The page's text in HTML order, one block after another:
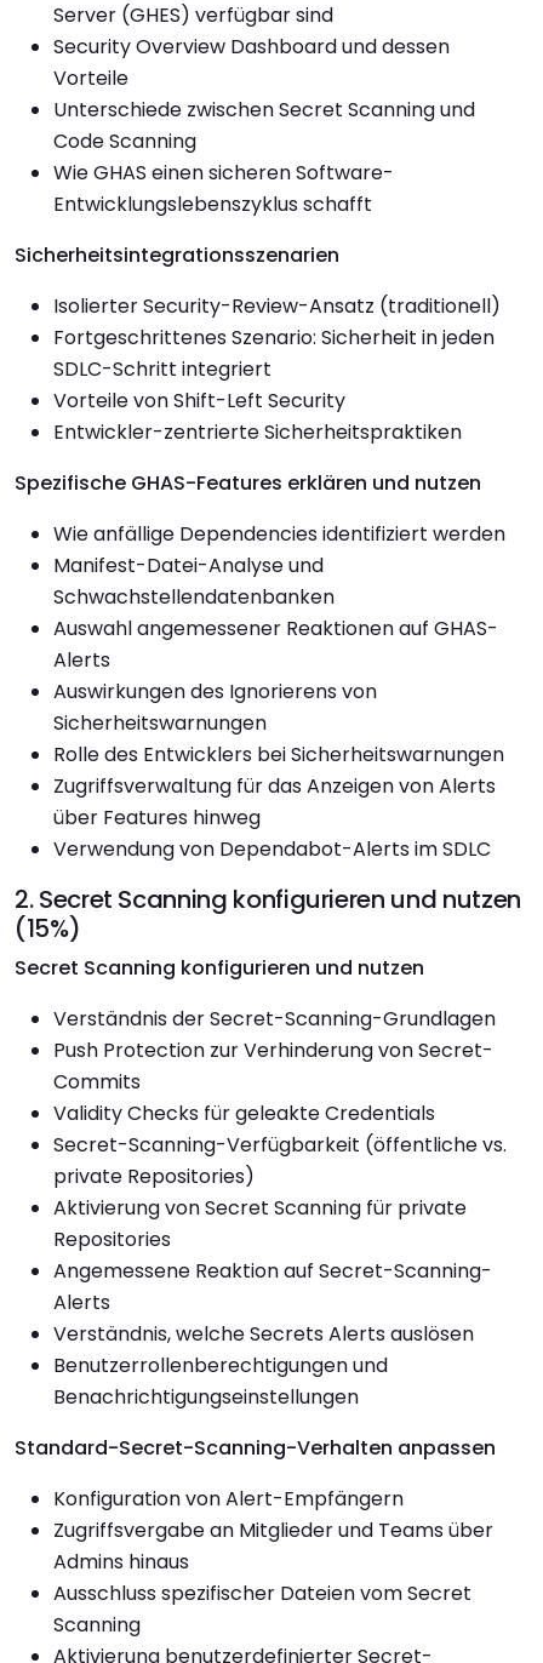
Server (GHES) verfügbar sind
Security Overview Dashboard und dessen
Vorteile
Unterschiede zwischen Secret Scanning und
Code Scanning
Wie GHAS einen sicheren Software-
Entwicklungslebenszyklus schafft
Sicherheitsintegrationsszenarien
Isolierter Security-Review-Ansatz (traditionell)
Fortgeschrittenes Szenario: Sicherheit in jeden
SDLC-Schritt integriert
Vorteile von Shift-Left Security
Entwickler-zentrierte Sicherheitspraktiken
Spezifische GHAS-Features erklären und nutzen
Wie anfällige Dependencies identifiziert werden
Manifest-Datei-Analyse und
Schwachstellendatenbanken
Auswahl angemessener Reaktionen auf GHAS-
Alerts
Auswirkungen des Ignorierens von
Sicherheitswarnungen
Rolle des Entwicklers bei Sicherheitswarnungen
Zugriffsverwaltung für das Anzeigen von Alerts
über Features hinweg
Verwendung von Dependabot-Alerts im SDLC
2. Secret Scanning konfigurieren und nutzen
(15%)
Secret Scanning konfigurieren und nutzen
Verständnis der Secret-Scanning-Grundlagen
Push Protection zur Verhinderung von Secret-
Commits
Validity Checks für geleakte Credentials
Secret-Scanning-Verfügbarkeit (öffentliche vs.
private Repositories)
Aktivierung von Secret Scanning für private
Repositories
Angemessene Reaktion auf Secret-Scanning-
Alerts
Verständnis, welche Secrets Alerts auslösen
Benutzerrollenberechtigungen und
Benachrichtigungseinstellungen
Standard-Secret-Scanning-Verhalten anpassen
Konfiguration von Alert-Empfängern
Zugriffsvergabe an Mitglieder und Teams über
Admins hinaus
Ausschluss spezifischer Dateien vom Secret
Scanning
Aktivierung benutzerdefinierter Secret-